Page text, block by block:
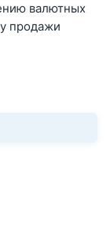
валютных
продажи